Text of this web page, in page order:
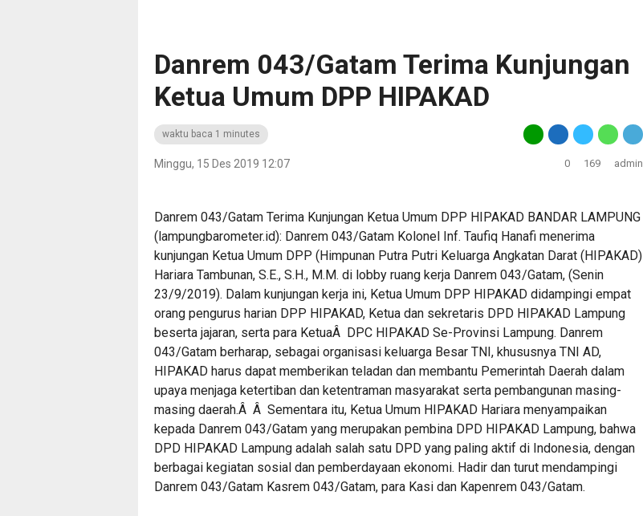
Danrem 043/Gatam Terima Kunjungan
Ketua Umum DPP HIPAKAD
waktu baca 1 minutes
Minggu, 15 Des 2019 12:07 0 169 admin
Danrem 043/Gatam Terima Kunjungan Ketua Umum DPP HIPAKAD BANDAR LAMPUNG
(lampungbarometer.id): Danrem 043/Gatam Kolonel Inf. Taufiq Hanafi menerima
kunjungan Ketua Umum DPP (Himpunan Putra Putri Keluarga Angkatan Darat (HIPAKAD)
Hariara Tambunan, S.E., S.H., M.M. di lobby ruang kerja Danrem 043/Gatam, (Senin
23/9/2019). Dalam kunjungan kerja ini, Ketua Umum DPP HIPAKAD didampingi empat
orang pengurus harian DPP HIPAKAD, Ketua dan sekretaris DPD HIPAKAD Lampung
beserta jajaran, serta para KetuaÂ DPC HIPAKAD Se-Provinsi Lampung. Danrem
043/Gatam berharap, sebagai organisasi keluarga Besar TNI, khususnya TNI AD,
HIPAKAD harus dapat memberikan teladan dan membantu Pemerintah Daerah dalam
upaya menjaga ketertiban dan ketentraman masyarakat serta pembangunan masing-
masing daerah.Â Â Sementara itu, Ketua Umum HIPAKAD Hariara menyampaikan
kepada Danrem 043/Gatam yang merupakan pembina DPD HIPAKAD Lampung, bahwa
DPD HIPAKAD Lampung adalah salah satu DPD yang paling aktif di Indonesia, dengan
berbagai kegiatan sosial dan pemberdayaan ekonomi. Hadir dan turut mendampingi
Danrem 043/Gatam Kasrem 043/Gatam, para Kasi dan Kapenrem 043/Gatam.